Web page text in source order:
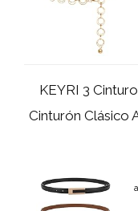
KEYRI 3
Cinturón Clásico